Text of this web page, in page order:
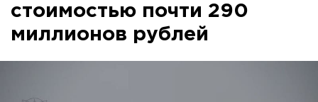
стоимостью почти 290
миллионов рублей